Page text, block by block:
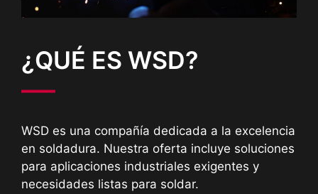
¿QUÉ ES WSD?
WSD es una compañía dedicada a la excelencia
en soldadura. Nuestra oferta incluye soluciones
para aplicaciones industriales exigentes y
necesidades listas para soldar.